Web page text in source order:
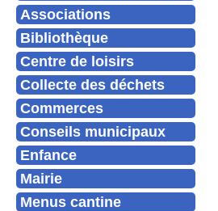
Associations
Bibliothèque
Centre de loisirs
Collecte des déchets
Commerces
Conseils municipaux
Enfance
Mairie
Menus cantine